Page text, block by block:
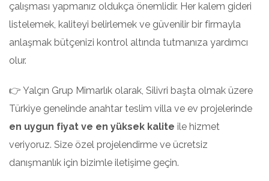
çalışması yapmanız oldukça önemlidir. Her kalem gideri
listelemek, kaliteyi belirlemek ve güvenilir bir firmayla
anlaşmak bütçenizi kontrol altında tutmanıza yardımcı
olur.
👉 Yalçın Grup Mimarlık olarak, Silivri başta olmak üzere
Türkiye genelinde anahtar teslim villa ve ev projelerinde
en uygun fiyat ve en yüksek kalite ile hizmet
veriyoruz. Size özel projelendirme ve ücretsiz
danışmanlık için bizimle iletişime geçin.